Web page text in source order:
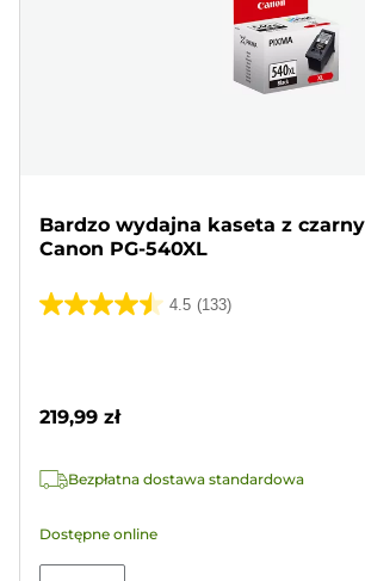
Bardzo wydajna kaseta z
Canon PG-540XL
4.5 (133)
4.5
133
219,99 zł
Bezpłatna dostawa standardowa
Dostępne online